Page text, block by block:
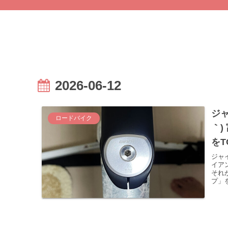
2026-06-12
ロードバイク
ジ
｀
を
ジャ
イア
それ
プ」